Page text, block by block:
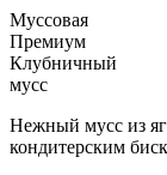
Муссовая
Премиум
Клубничный
мусс
Нежный мусс из
кондитерским